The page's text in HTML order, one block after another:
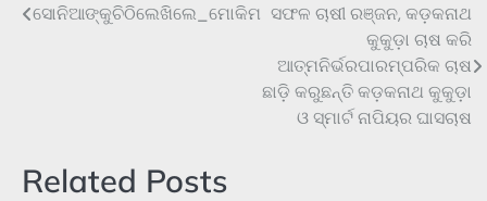
Post
ସୋନିଆଙ୍କୁଚିଠିଲେଖିଲେ_ମୋକିମ ସଫଳ ଚାଷୀ ରଞ୍ଜନ, କଡ଼କନାଥ
କୁକୁଡ଼ା ଚାଷ କରି
ଆତ୍ମନିର୍ଭରପାରମ୍ପରିକ ଚାଷ
ଛାଡ଼ି କରୁଛନ୍ତି କଡ଼କନାଥ କୁକୁଡ଼ା
ଓ ସ୍ମାର୍ଟ ନାପିୟର ଘାସଚାଷ
Related Posts